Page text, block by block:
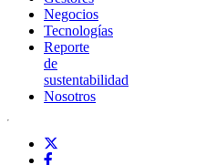
Negocios
Tecnologías
Reporte
de
sustentabilidad
Nosotros